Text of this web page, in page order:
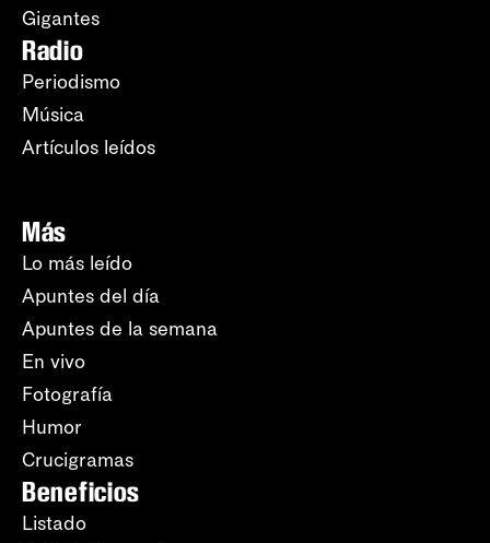
Gigantes
Radio
Periodismo
Música
Artículos leídos
Más
Lo más leído
Apuntes del día
Apuntes de la semana
En vivo
Fotografía
Humor
Crucigramas
Beneficios
Listado